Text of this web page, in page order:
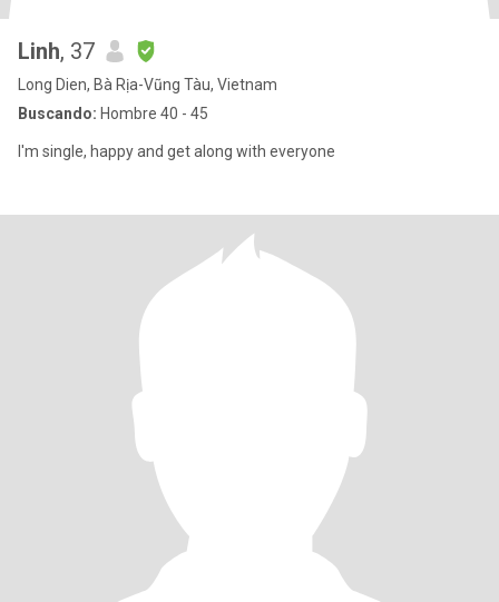
Linh, 37
Long Dien, Bà Rịa-Vũng Tàu, Vietnam
Buscando: Hombre 40 - 45
I'm single, happy and get along with everyone